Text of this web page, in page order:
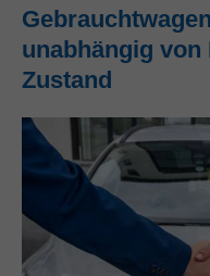
unabhängig von
Zustand